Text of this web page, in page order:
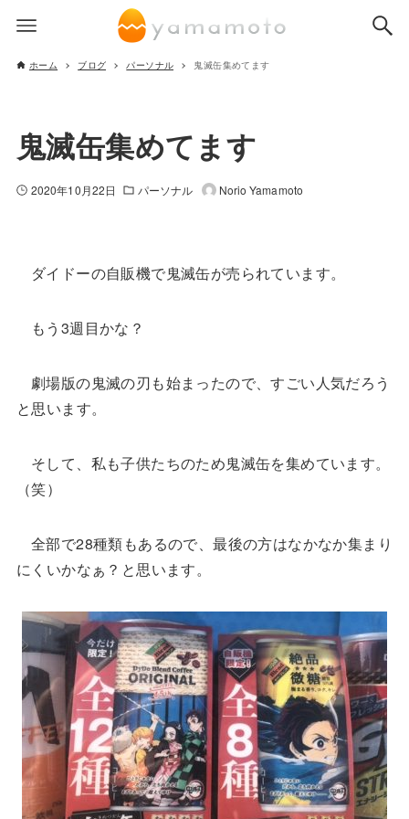
ホーム ブログ パーソナル 鬼滅缶集めてます
鬼滅缶集めてます
2020年10月22日 パーソナル Norio Yamamoto
ダイドーの自販機で鬼滅缶が売られています。
もう3週目かな？
劇場版の鬼滅の刃も始まったので、すごい人気だろう
と思います。
そして、私も子供たちのため鬼滅缶を集めています。
（笑）
全部で28種類もあるので、最後の方はなかなか集まり
にくいかなぁ？と思います。